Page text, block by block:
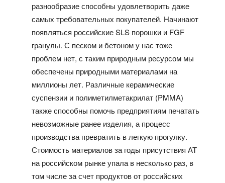
разнообразие способны удовлетворить даже
самых требовательных покупателей. Начинают
появляться российские SLS порошки и FGF
гранулы. С песком и бетоном у нас тоже
проблем нет, с таким природным ресурсом мы
обеспечены природными материалами на
миллионы лет. Различные керамические
суспензии и полиметилметакрилат (PMMA)
также способны помочь предприятиям печатать
невозможные ранее изделия, а процесс
производства превратить в легкую прогулку.
Стоимость материалов за годы присутствия АТ
на российском рынке упала в несколько раз, в
том числе за счет продуктов от российских